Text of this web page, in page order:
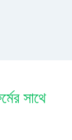
সাথে